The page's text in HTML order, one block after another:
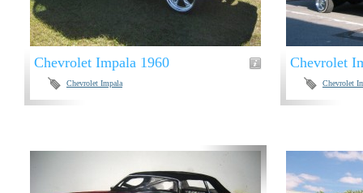
Chevrolet Impala 1960
Chevrolet Impala
Chevrolet
Chevrolet